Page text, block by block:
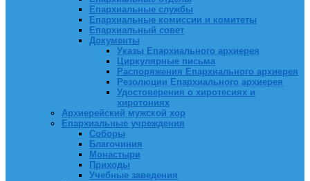
Епархиальные службы
Епархиальные комиссии и комитеты
Епархиальный совет
Документы
Указы Епархиального архиерея
Циркулярные письма
Распоряжения Епархиального архиерея
Резолюции Епархиального архиерея
Удостоверения о хиротесиях и
хиротониях
Архиерейский мужской хор
Епархиальные учреждения
Соборы
Благочиния
Монастыри
Приходы
Учебные заведения